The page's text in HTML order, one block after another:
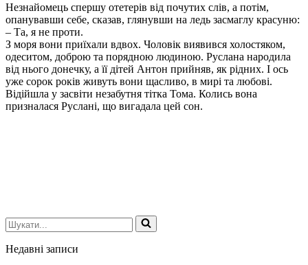
Незнайомець спершу отетерів від почутих слів, а потім,
опанувавши себе, сказав, глянувши на ледь засмаглу красуню:
– Та, я не проти.
З моря вони приїхали вдвох. Чоловік виявився холостяком,
одеситом, доброю та порядною людиною. Руслана народила
від нього донечку, а її дітей Антон прийняв, як рідних. І ось
уже сорок років живуть вони щасливо, в мирі та любові.
Відійшла у засвіти незабутня тітка Тома. Колись вона
призналася Руслані, що вигадала цей сон.
Шукати...
Недавні записи